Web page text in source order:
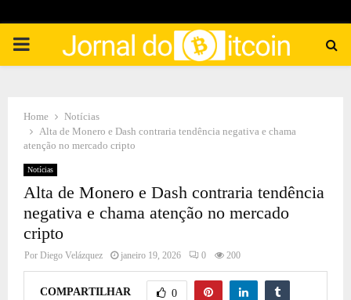
PRIMARY
Home
Notícias
Alta de Monero e Dash contraria tendência negativa e chama
atenção no mercado cripto
Notícias
Alta de Monero e Dash contraria tendência
negativa e chama atenção no mercado
cripto
Por Diego Velázquez janeiro 19, 2026 0 200
COMPARTILHAR 0